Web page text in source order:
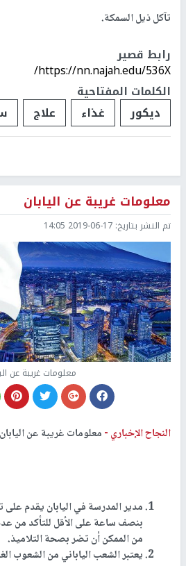
تآكل ذيل السمكة.
رابط قصير
https://nn.najah.edu/536X/
الكلمات المفتاحية
ديكور
غذاء علاج
معلومات غريبة عن اليابان
تم النشر بتاريخ: 2019-06-17 14:05
معلومات غريبة عن
النجاح الإخباري -معلومات غريبة عن اليابان
مدير المدرسة في اليابان يقدم على
بنصف ساعة على الأقل للتأكد من
من الممكن أن تضر بصحة التلاميذ.
يعتبر الشعب الياباني من الشعوب